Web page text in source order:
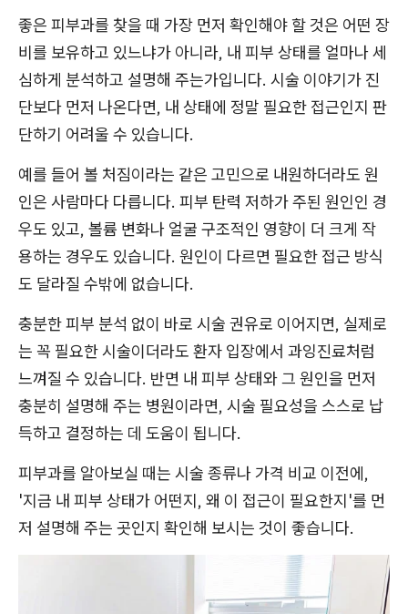
좋은 피부과를 찾을 때 가장 먼저 확인해야 할 것은 어떤 장
비를 보유하고 있느냐가 아니라, 내 피부 상태를 얼마나 세
심하게 분석하고 설명해 주는가입니다. 시술 이야기가 진
단보다 먼저 나온다면, 내 상태에 정말 필요한 접근인지 판
단하기 어려울 수 있습니다.
예를 들어 볼 처짐이라는 같은 고민으로 내원하더라도 원
인은 사람마다 다릅니다. 피부 탄력 저하가 주된 원인인 경
우도 있고, 볼륨 변화나 얼굴 구조적인 영향이 더 크게 작
용하는 경우도 있습니다. 원인이 다르면 필요한 접근 방식
도 달라질 수밖에 없습니다.
충분한 피부 분석 없이 바로 시술 권유로 이어지면, 실제로
는 꼭 필요한 시술이더라도 환자 입장에서 과잉진료처럼
느껴질 수 있습니다. 반면 내 피부 상태와 그 원인을 먼저
충분히 설명해 주는 병원이라면, 시술 필요성을 스스로 납
득하고 결정하는 데 도움이 됩니다.
피부과를 알아보실 때는 시술 종류나 가격 비교 이전에,
'지금 내 피부 상태가 어떤지, 왜 이 접근이 필요한지'를 먼
저 설명해 주는 곳인지 확인해 보시는 것이 좋습니다.